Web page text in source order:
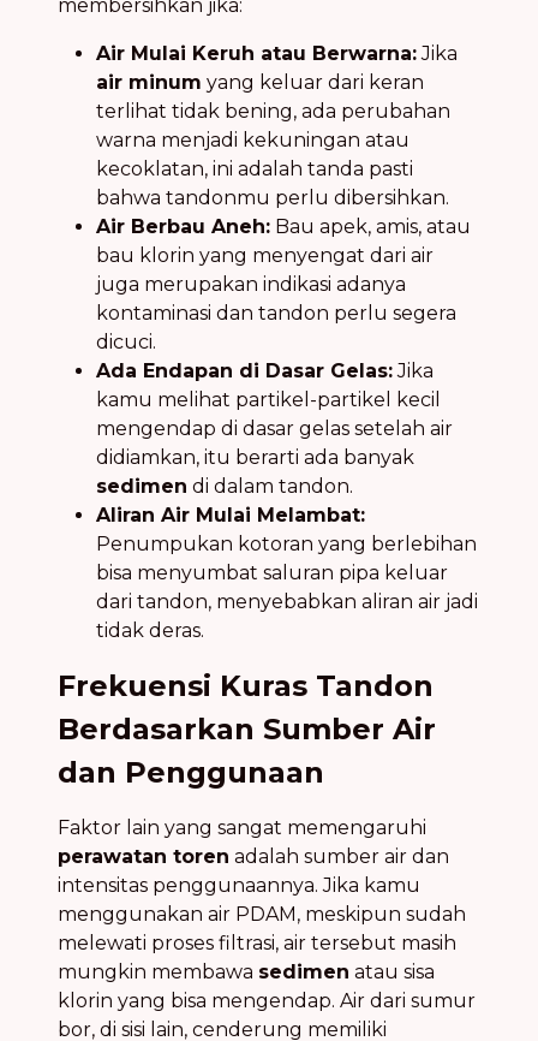
membersihkan jika:
Air Mulai Keruh atau Berwarna:Jika
air minum yang keluar dari keran
terlihat tidak bening, ada perubahan
warna menjadi kekuningan atau
kecoklatan, ini adalah tanda pasti
bahwa tandonmu perlu dibersihkan.
Air Berbau Aneh: Bau apek, amis, atau
bau klorin yang menyengat dari air
juga merupakan indikasi adanya
kontaminasi dan tandon perlu segera
dicuci.
Ada Endapan di Dasar Gelas:Jika
kamu melihat partikel-partikel kecil
mengendap di dasar gelas setelah air
didiamkan, itu berarti ada banyak
sedimen di dalam tandon.
Aliran Air Mulai Melambat:
Penumpukan kotoran yang berlebihan
bisa menyumbat saluran pipa keluar
dari tandon, menyebabkan aliran air jadi
tidak deras.
Frekuensi Kuras Tandon
Berdasarkan Sumber Air
dan Penggunaan
Faktor lain yang sangat memengaruhi
perawatan toren adalah sumber air dan
intensitas penggunaannya. Jika kamu
menggunakan air PDAM, meskipun sudah
melewati proses filtrasi, air tersebut masih
mungkin membawa sedimen atau sisa
klorin yang bisa mengendap. Air dari sumur
bor, di sisi lain, cenderung memiliki